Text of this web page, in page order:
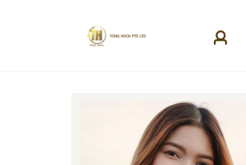
PRODUCTS
SPECIAL PROJECTS